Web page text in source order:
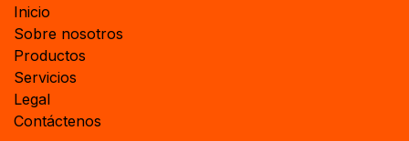
Inicio
Sobre nosotros
Productos
Servicios
Legal
Contáctenos